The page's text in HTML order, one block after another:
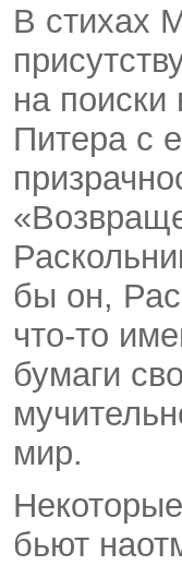
В стихах
на
Питера с
бы он,
что-то
бумаги
мир.
бьют